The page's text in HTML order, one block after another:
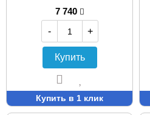
7 740
-
+
Купить
Купить в 1 клик